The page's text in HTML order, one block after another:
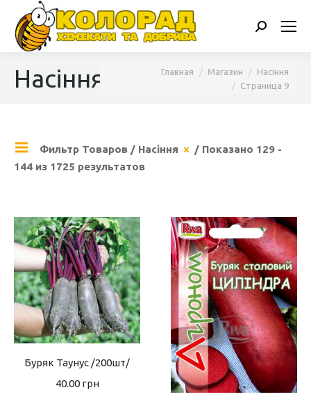
Поиск:
Насіння Главная Магазин
Насіння
Страница 9
Фильтр Товаров / Насіння
/ Показано 129 -
144 из 1725 результатов
Буряк Таунус /200шт/
40.00 грн